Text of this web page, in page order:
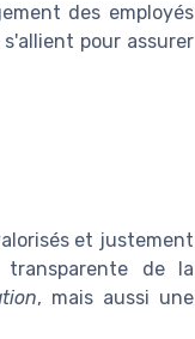
des employés
pour assurer
et justement
de la
, mais aussi une